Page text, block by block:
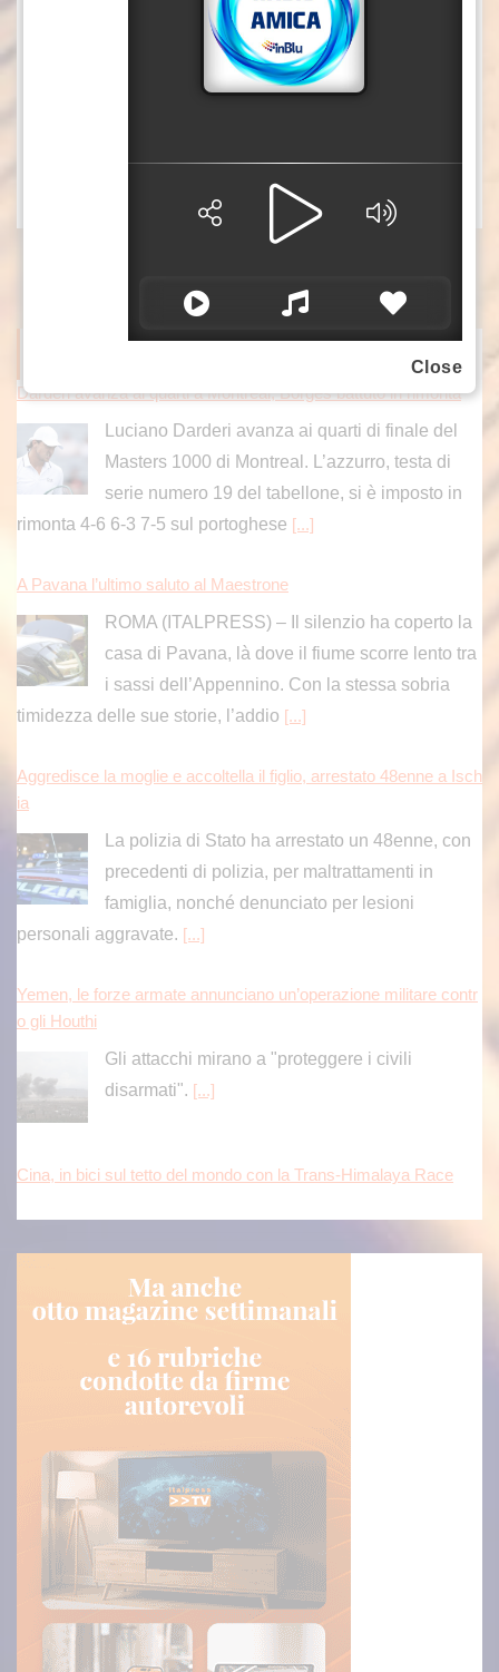
– sembrano non vincere e convincere. L’uso
della forza prevale in troppe occasioni,
sostituendosi alla forza del diritto. Eppure
non ci sia altra opzione”.
Darderi avanza ai quarti a Montreal, Borges battuto in rimonta
Luciano Darderi avanza ai quarti di finale del
Masters 1000 di Montreal. L’azzurro, testa di
serie numero 19 del tabellone, si è imposto in
rimonta 4-6 6-3 7-5 sul portoghese [...]
A Pavana l’ultimo saluto al Maestrone
ROMA (ITALPRESS) – Il silenzio ha coperto la
casa di Pavana, là dove il fiume scorre lento tra
i sassi dell’Appennino. Con la stessa sobria
timidezza delle sue storie, l’addio [...]
Aggredisce la moglie e accoltella il figlio, arrestato 48enne a Isch
ia
La polizia di Stato ha arrestato un 48enne, con
precedenti di polizia, per maltrattamenti in
famiglia, nonché denunciato per lesioni
personali aggravate. [...]
Yemen, le forze armate annunciano un’operazione militare contr
o gli Houthi
Gli attacchi mirano a "proteggere i civili
disarmati". [...]
Cina, in bici sul tetto del mondo con la Trans-Himalaya Race
Close